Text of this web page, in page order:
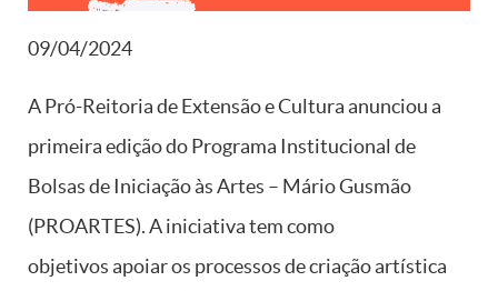
09/04/2024
A Pró-Reitoria de Extensão e Cultura anunciou a
primeira edição do Programa Institucional de
Bolsas de Iniciação às Artes – Mário Gusmão
(PROARTES). A iniciativa tem como
objetivos apoiar os processos de criação artística